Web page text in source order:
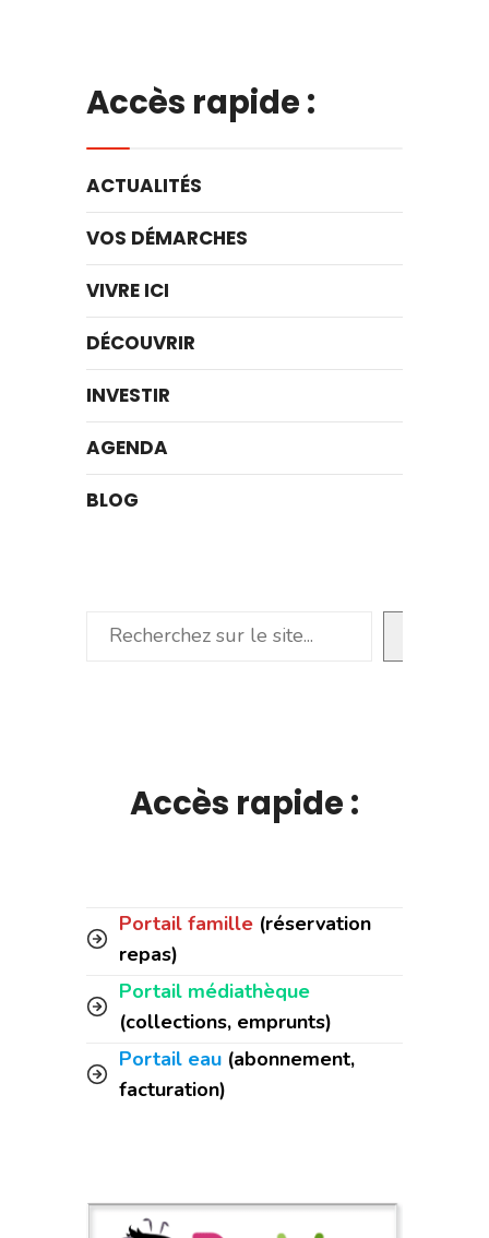
Accès rapide :
ACTUALITÉS
VOS DÉMARCHES
VIVRE ICI
DÉCOUVRIR
INVESTIR
AGENDA
BLOG
Rechercher
Accès rapide :
Portail famille (réservation
repas)
Portail médiathèque
(collections, emprunts)
Portail eau (abonnement,
facturation)